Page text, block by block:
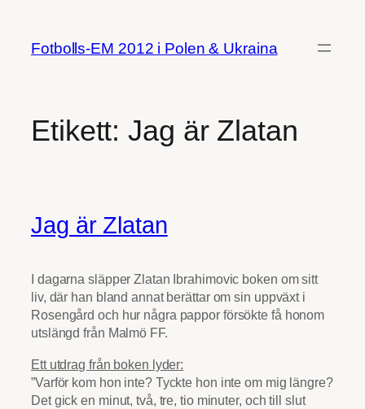
innehåll
Fotbolls-EM 2012 i Polen & Ukraina
Etikett:Jag är Zlatan
Jag är Zlatan
I dagarna släpper Zlatan Ibrahimovic boken om sitt
liv, där han bland annat berättar om sin uppväxt i
Rosengård och hur några pappor försökte få honom
utslängd från Malmö FF.
Ett utdrag från boken lyder:
”Varför kom hon inte? Tyckte hon inte om mig längre?
Det gick en minut, två, tre, tio minuter, och till slut